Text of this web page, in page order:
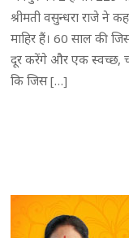
श्रीमती वसुन्धरा राजे ने
माहिर हैं। 60 साल की
दूर करेंगे और एक स्वच्छ,
कि जिस […]